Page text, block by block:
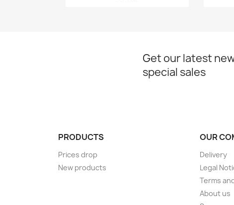
Get our latest
special sales
PRODUCTS
Prices drop
New products
OUR
Delivery
Legal
Terms
About us